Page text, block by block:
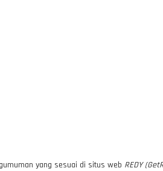
yang sesuai di situs web REDY